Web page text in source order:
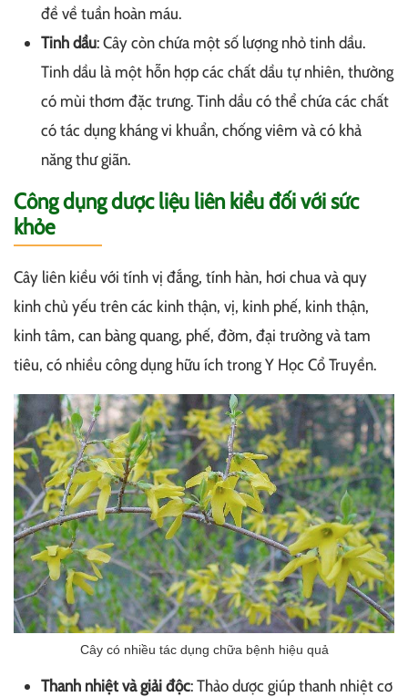
đề về tuần hoàn máu.
Tinh dầu: Cây còn chứa một số lượng nhỏ tinh dầu.
Tinh dầu là một hỗn hợp các chất dầu tự nhiên, thường
có mùi thơm đặc trưng. Tinh dầu có thể chứa các chất
có tác dụng kháng vi khuẩn, chống viêm và có khả
năng thư giãn.
Công dụng dược liệu liên kiều đối với sức
khỏe
Cây liên kiều với tính vị đắng, tính hàn, hơi chua và quy
kinh chủ yếu trên các kinh thận, vị, kinh phế, kinh thận,
kinh tâm, can bàng quang, phế, đờm, đại trường và tam
tiêu, có nhiều công dụng hữu ích trong Y Học Cổ Truyền.
Cây có nhiều tác dụng chữa bệnh hiệu quả
Thanh nhiệt và giải độc: Thảo dược giúp thanh nhiệt cơ